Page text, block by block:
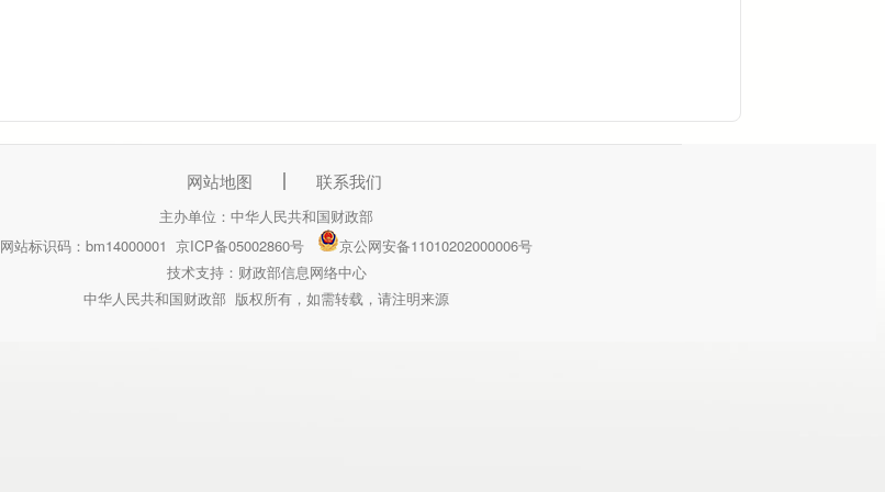
网站地图 联系我们
主办单位：中华人民共和国财政部
网站标识码：bm14000001 京ICP备05002860号
京公网安备11010202000006号
技术支持：财政部信息网络中心
中华人民共和国财政部 版权所有，如需转载，请注明来源